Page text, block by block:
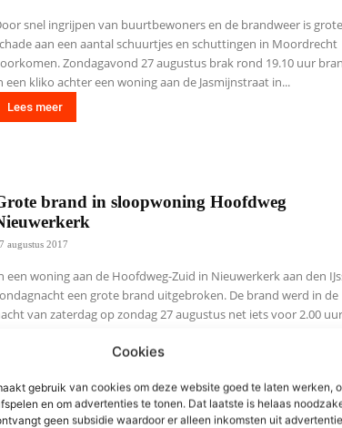
Cookies
gebruik van cookies om deze website goed te laten werken,
en om advertenties te tonen. Dat laatste is helaas
geen subsidie waardoor er alleen inkomsten uit
snel ingrijpen van buurtbewoners en de brandweer is grote
aan een aantal schuurtjes en schuttingen in Moordrecht
Zondagavond 27 augustus brak rond 19.10 uur
een kliko achter een woning aan de Jasmijnstraat in...
Lees meer
brand in sloopwoning Hoofdweg
augustus 2017
een woning aan de Hoofdweg-Zuid in Nieuwerkerk aan den
een grote brand uitgebroken. De brand werd in de
van zaterdag op zondag 27 augustus net iets voor 2.00 uur